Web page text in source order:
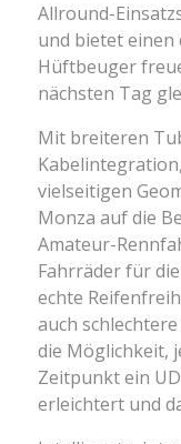
Allround-
und bietet einen
Hüftbeuger
nächsten Tag
Mit breiteren
vielseitigen
Monza auf die
Amateur-
Fahrräder für
echte
auch
die Möglichkeit,
Zeitpunkt ein
erleichtert und